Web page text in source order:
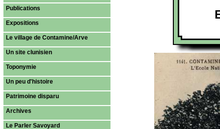
Publications
Expositions
Le village de Contamine/Arve
Un site clunisien
Toponymie
Un peu d'histoire
Patrimoine disparu
Archives
Le Parler Savoyard